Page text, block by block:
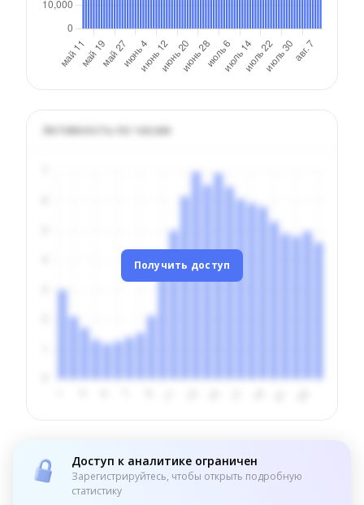
Активность по часам
Получить доступ
Доступ к аналитике ограничен
Зарегистрируйтесь, чтобы открыть подробную
статистику